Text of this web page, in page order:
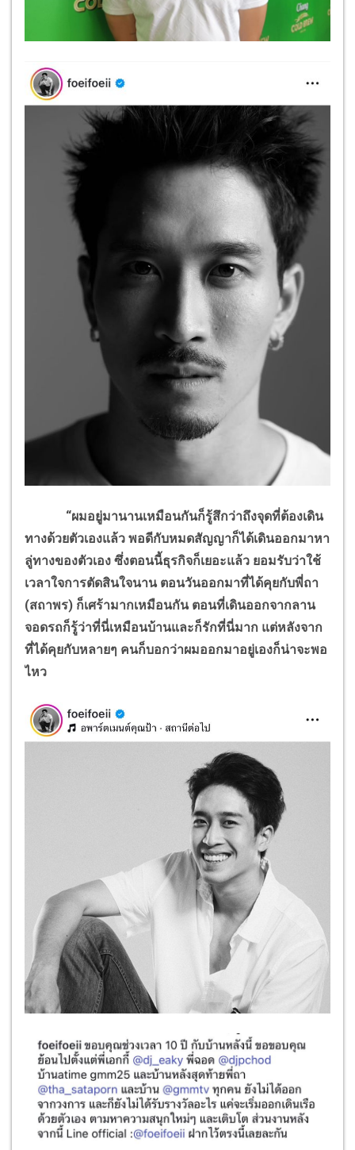
“ผมอยู่มานานเหมือนกันก็รู้สึกว่าถึงจุดที่ต้องเดิน
ทางด้วยตัวเองแล้ว พอดีกับหมดสัญญาก็ได้เดินออกมาหา
ลู่ทางของตัวเอง ซึ่งตอนนี้ธุรกิจก็เยอะแล้ว ยอมรับว่าใช้
เวลาใจการตัดสินใจนาน ตอนวันออกมาที่ได้คุยกับพี่ถา
(สถาพร) ก็เศร้ามากเหมือนกัน ตอนที่เดินออกจากลาน
จอดรถก็รู้ว่าที่นี่เหมือนบ้านและก็รักที่นี่มาก แต่หลังจาก
ที่ได้คุยกับหลายๆ คนก็บอกว่าผมออกมาอยู่เองก็น่าจะพอ
ไหว